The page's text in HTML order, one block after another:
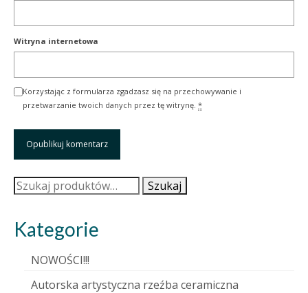
Witryna internetowa
Korzystając z formularza zgadzasz się na przechowywanie i
przetwarzanie twoich danych przez tę witrynę. *
Szukaj: Szukaj
Kategorie
NOWOŚCI!!!
Autorska artystyczna rzeźba ceramiczna